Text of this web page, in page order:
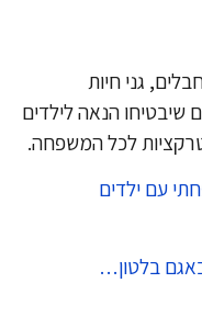
גני חיות
הנאה לילדים
לכל המשפחה.
ילדים
בלטון…